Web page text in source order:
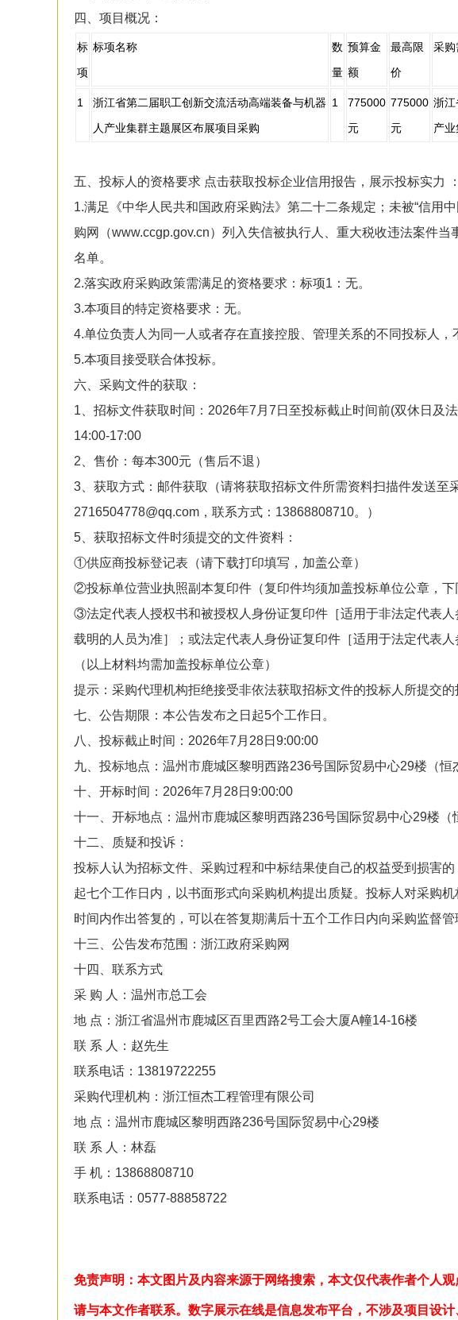
四、项目概况：
标
项
标项名称
数
量
预算金
额
最高限
价
采购
1
浙江省第二届职工创新交流活动高端装备与机器
人产业集群主题展区布展项目采购
1
775000
元
775000
元
浙江
产
五、投标人的资格要求 点击获取投标企业信用报告，展示投标实力 ：
1.满足《中华人民共和国政府采购法》第二十二条规定；未被“信用
购网（www.ccgp.gov.cn）列入失信被执行人、重大税收违法案件
名单。
2.落实政府采购政策需满足的资格要求：标项1：无。
3.本项目的特定资格要求：无。
4.单位负责人为同一人或者存在直接控股、管理关系的不同投标人，
5.本项目接受联合体投标。
六、采购文件的获取：
1、招标文件获取时间：2026年7月7日至投标截止时间前(双休日及
14:00-17:00
2、售价：每本300元（售后不退）
3、获取方式：邮件获取（请将获取招标文件所需资料扫描件发送至
2716504778@qq.com，联系方式：13868808710。）
5、获取招标文件时须提交的文件资料：
①供应商投标登记表（请下载打印填写，加盖公章）
②投标单位营业执照副本复印件（复印件均须加盖投标单位公章，下
③法定代表人授权书和被授权人身份证复印件［适用于非法定代表
载明的人员为准］；或法定代表人身份证复印件［适用于法定代表人
（以上材料均需加盖投标单位公章）
提示：采购代理机构拒绝接受非依法获取招标文件的投标人所提交的
七、公告期限：本公告发布之日起5个工作日。
八、投标截止时间：2026年7月28日9:00:00
九、投标地点：温州市鹿城区黎明西路236号国际贸易中心29楼（恒
十、开标时间：2026年7月28日9:00:00
十一、开标地点：温州市鹿城区黎明西路236号国际贸易中心29楼（
十二、质疑和投诉：
投标人认为招标文件、采购过程和中标结果使自己的权益受到损害
起七个工作日内，以书面形式向采购机构提出质疑。投标人对采购
时间内作出答复的，可以在答复期满后十五个工作日内向采购监督管
十三、公告发布范围：浙江政府采购网
十四、联系方式
采 购 人：温州市总工会
地 点：浙江省温州市鹿城区百里西路2号工会大厦A幢14-16楼
联 系 人：赵先生
联系电话：13819722255
采购代理机构：浙江恒杰工程管理有限公司
地 点：温州市鹿城区黎明西路236号国际贸易中心29楼
联 系 人：林磊
手 机：13868808710
联系电话：0577-88858722
免责声明：本文图片及内容来源于网络搜索，本文仅代表作者个人
请与本文作者联系。数字展示在线是信息发布平台，不涉及项目设